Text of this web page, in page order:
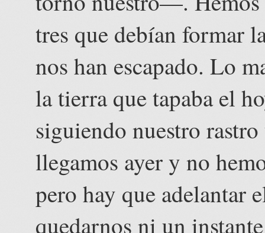
tres que debían formar
nos han escapado. Lo
la tierra que tapaba el
siguiendo nuestro
llegamos ayer y no
pero hay que adelantar
quedarnos ni un